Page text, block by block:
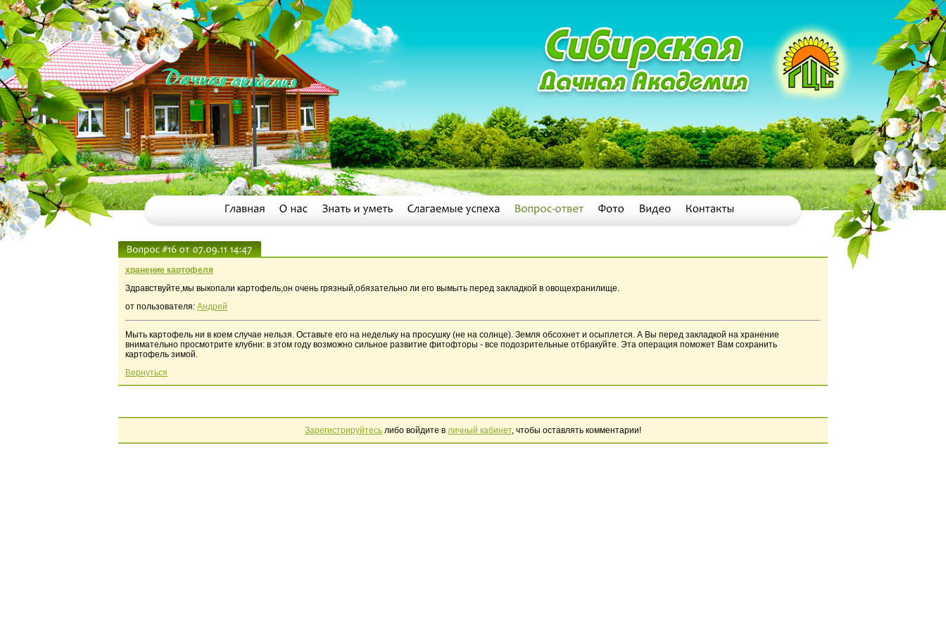
хранение картофеля
Здравствуйте,мы выкопали картофель,он очень грязный,обязательно ли его вымыть перед закладкой в овощехранилище.
от пользователя: Андрей
Мыть картофель ни в коем случае нельзя. Оставьте его на недельку на просушку (не на солнце). Земля обсохнет и осыплется. А Вы перед закладкой на хранение
внимательно просмотрите клубни: в этом году возможно сильное развитие фитофторы - все подозрительные отбракуйте. Эта операция поможет Вам сохранить
картофель зимой.
Вернуться
Зарегистрируйтесь либо войдите в личный кабинет, чтобы оставлять комментарии!